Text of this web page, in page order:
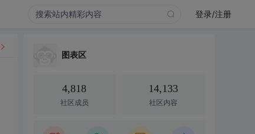
登录/注册
图表区
4,818
社区成员
14,133
社区内容